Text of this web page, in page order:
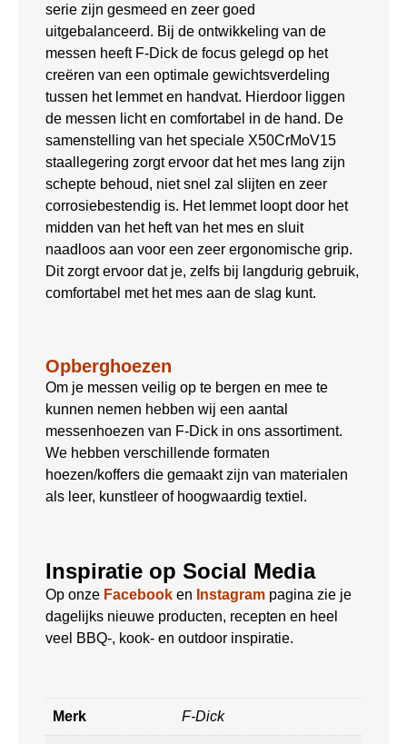
serie zijn gesmeed en zeer goed
uitgebalanceerd. Bij de ontwikkeling van de
messen heeft F-Dick de focus gelegd op het
creëren van een optimale gewichtsverdeling
tussen het lemmet en handvat. Hierdoor liggen
de messen licht en comfortabel in de hand. De
samenstelling van het speciale X50CrMoV15
staallegering zorgt ervoor dat het mes lang zijn
schepte behoud, niet snel zal slijten en zeer
corrosiebestendig is. Het lemmet loopt door het
midden van het heft van het mes en sluit
naadloos aan voor een zeer ergonomische grip.
Dit zorgt ervoor dat je, zelfs bij langdurig gebruik,
comfortabel met het mes aan de slag kunt.
Opberghoezen
Om je messen veilig op te bergen en mee te
kunnen nemen hebben wij een aantal
messenhoezen van F-Dick in ons assortiment.
We hebben verschillende formaten
hoezen/koffers die gemaakt zijn van materialen
als leer, kunstleer of hoogwaardig textiel.
Inspiratie op Social Media
Op onze Facebook en Instagram pagina zie je
dagelijks nieuwe producten, recepten en heel
veel BBQ-, kook- en outdoor inspiratie.
Merk F-Dick